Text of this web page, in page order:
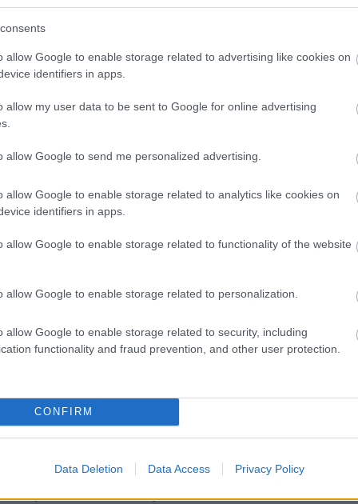
allow Google to enable storage related to advertising like cookies on
identifiers in apps.
allow my user data to be sent to Google for online advertising
allow Google to send me personalized advertising.
allow Google to enable storage related to analytics like cookies on
identifiers in apps.
allow Google to enable storage related to functionality of the website
allow Google to enable storage related to personalization.
allow Google to enable storage related to security, including
functionality and fraud prevention, and other user protection.
CONFIRM
Data Deletion Data Access Privacy Policy
byt získal po rekonštrukcii
dispozíciu
aj v chodbe, ukryté
už pri vstupe do bytu. Oproti vstupu
medzi chodbou a kuchyňou zaujme
. Z jednej strany ukrýva vstup do WC a zo